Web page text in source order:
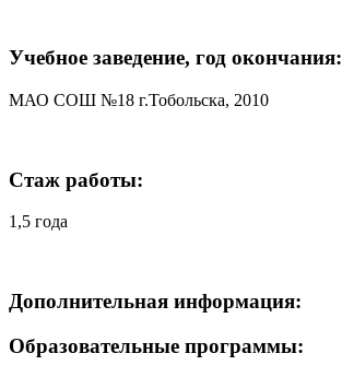
Учебное заведение, год окончания:
МАО СОШ №18 г.Тобольска, 2010
Стаж работы:
1,5 года
Дополнительная информация:
Образовательные программы: